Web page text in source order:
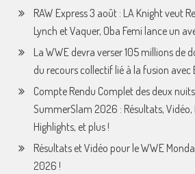
RAW Express 3 août : LA Knight veut
Lynch et Vaquer, Oba Femi lance un
La WWE devra verser 105 millions de
du recours collectif lié à la fusion avec
Compte Rendu Complet des deux
SummerSlam 2026 : Résultats, Vidéo,
Highlights, et plus !
Résultats et Vidéo pour le WWE
2026 !